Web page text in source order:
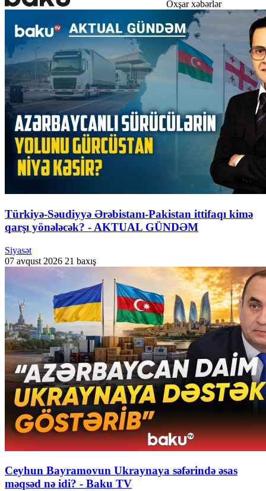
Oxşar xəbərlər
Türkiyə-Səudiyyə Ərəbistanı-Pakistan ittifaqı kimə
qarşı yönələcək? - AKTUAL GÜNDƏM
Siyasət
07 avqust 2026 21 baxış
Ceyhun Bayramovun Ukraynaya səfərində əsas
məqsəd nə idi? - Baku TV